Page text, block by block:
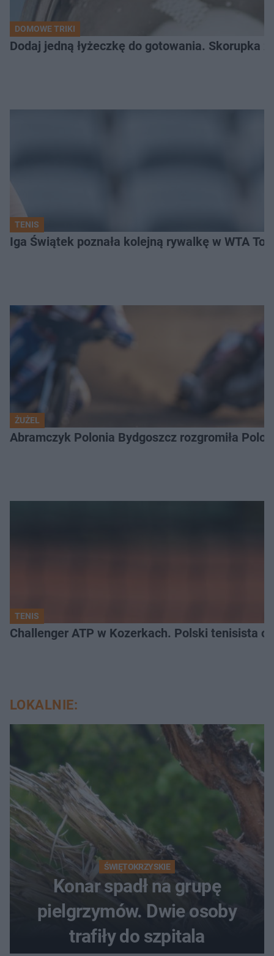
DOMOWE TRIKI
Dodaj jedną łyżeczkę do gotowania. Skorupka
TENIS
Iga Świątek poznała kolejną rywalkę w WTA
ŻUŻEL
Abramczyk Polonia Bydgoszcz rozgromiła
TENIS
Challenger ATP w Kozerkach. Polski tenisista
LOKALNIE:
ŚWIĘTOKRZYSKIE
Konar spadł na grupę
pielgrzymów. Dwie osoby
trafiły do szpitala